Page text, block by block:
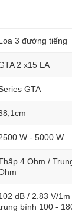
3 đường tiếng
2 x15 LA
GTA
W - 5000 W
4 Ohm /
dB / 2.83 V/
bình 100 -